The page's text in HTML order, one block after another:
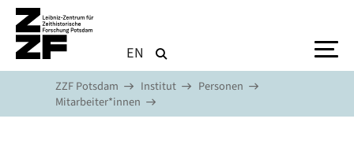
Direkt zum Inhalt
EN
ZZF Potsdam Institut
Personen
Mitarbeiter*innen